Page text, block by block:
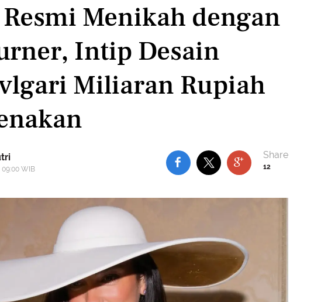
Menikah dengan
Intip Desain
Miliaran Rupiah
09:00 WIB 12